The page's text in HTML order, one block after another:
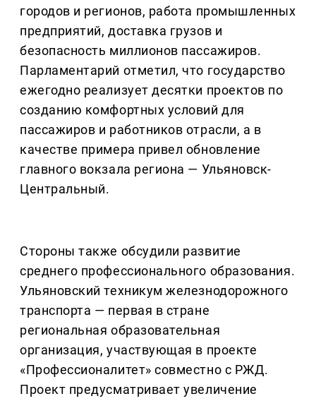
городов и регионов, работа промышленных
предприятий, доставка грузов и
безопасность миллионов пассажиров.
Парламентарий отметил, что государство
ежегодно реализует десятки проектов по
созданию комфортных условий для
пассажиров и работников отрасли, а в
качестве примера привел обновление
главного вокзала региона — Ульяновск-
Центральный.
Стороны также обсудили развитие
среднего профессионального образования.
Ульяновский техникум железнодорожного
транспорта — первая в стране
региональная образовательная
организация, участвующая в проекте
«Профессионалитет» совместно с РЖД.
Проект предусматривает увеличение